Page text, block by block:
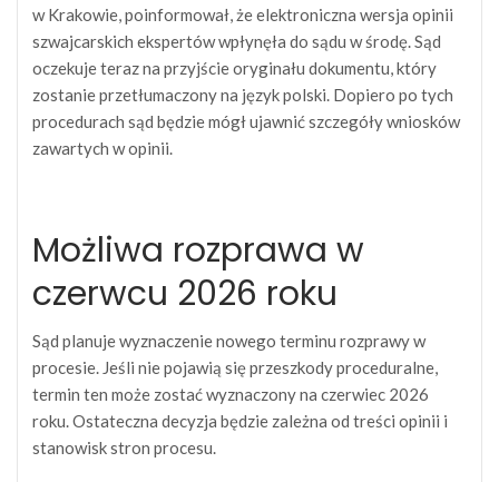
w Krakowie, poinformował, że elektroniczna wersja opinii
szwajcarskich ekspertów wpłynęła do sądu w środę. Sąd
oczekuje teraz na przyjście oryginału dokumentu, który
zostanie przetłumaczony na język polski. Dopiero po tych
procedurach sąd będzie mógł ujawnić szczegóły wniosków
zawartych w opinii.
Możliwa rozprawa w
czerwcu 2026 roku
Sąd planuje wyznaczenie nowego terminu rozprawy w
procesie. Jeśli nie pojawią się przeszkody proceduralne,
termin ten może zostać wyznaczony na czerwiec 2026
roku. Ostateczna decyzja będzie zależna od treści opinii i
stanowisk stron procesu.